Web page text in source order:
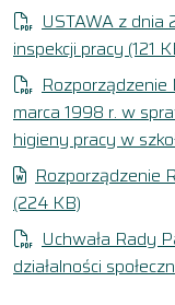
USTAWA z dnia
inspekcji pracy (121
Rozporządzenie
marca 1998 r. w
higieny pracy w
Rozporządzenie
(224 KB)
Uchwała Rady
działalności